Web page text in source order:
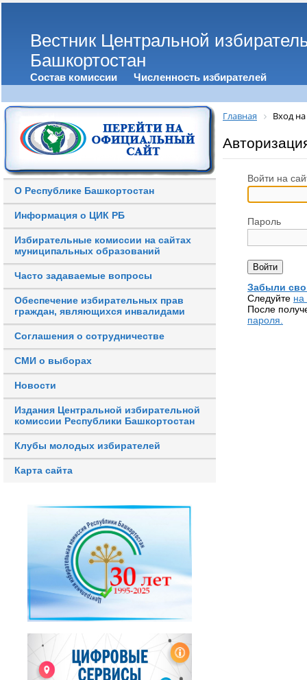
Вестник Центральной
Башкортостан
Состав комиссии Численность избирателей
О Республике Башкортостан
Информация о ЦИК РБ
Избирательные комиссии на сайтах
муниципальных образований
Часто задаваемые вопросы
Обеспечение избирательных прав
граждан, являющихся инвалидами
Соглашения о сотрудничестве
СМИ о выборах
Новости
Издания Центральной избирательной
комиссии Республики Башкортостан
Клубы молодых избирателей
Карта сайта
Главная Вход на
Войти на
Пароль
Забыли
Следуйте на
После
пароля.